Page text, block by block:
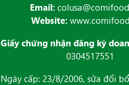
Email:
Website:
Giấy chứng nhận đăng ký
0304517551
Ngày cấp: 23/8/2006, sửa đổi